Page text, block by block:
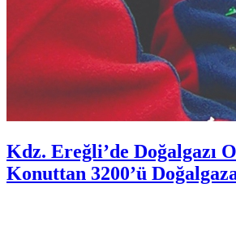
Kdz. Ereğli’de Doğalgazı
Konuttan 3200’ü